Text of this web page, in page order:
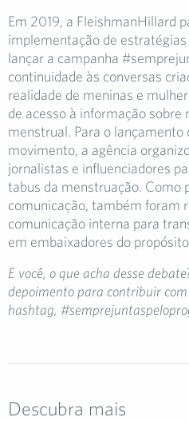
Em 2019, a FleishmanHillard
implementação de
lançar a campanha
continuidade às conversas
realidade de meninas e
de acesso à informação sobre
menstrual. Para o lançamento
movimento, a agência
jornalistas e influenciadores
tabus da menstruação. Como
comunicação, também foram
comunicação interna para
em embaixadores do
E você, o que acha desse
depoimento para contribuir
hashtag,
Descubra mais